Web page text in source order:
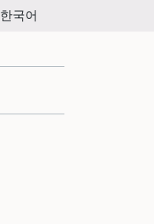
한국어